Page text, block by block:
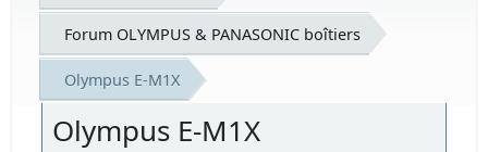
Forum OLYMPUS & PANASONIC boîtiers
Olympus E-M1X
Olympus E-M1X